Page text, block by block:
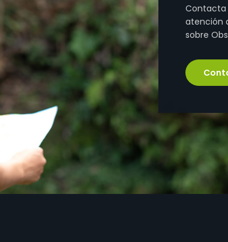
Contacta
atención
sobre